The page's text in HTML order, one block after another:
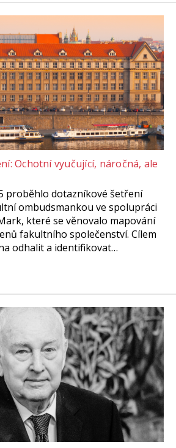
Ochotní vyučující, náročná, ale
proběhlo dotazníkové šetření
ombudsmankou ve spolupráci
které se věnovalo mapování
fakultního společenství. Cílem
odhalit a identifikovat…